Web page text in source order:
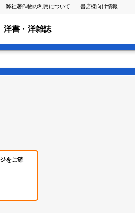
弊社著作物の利用について 書店様向け情報
洋書・洋雑誌
をご確